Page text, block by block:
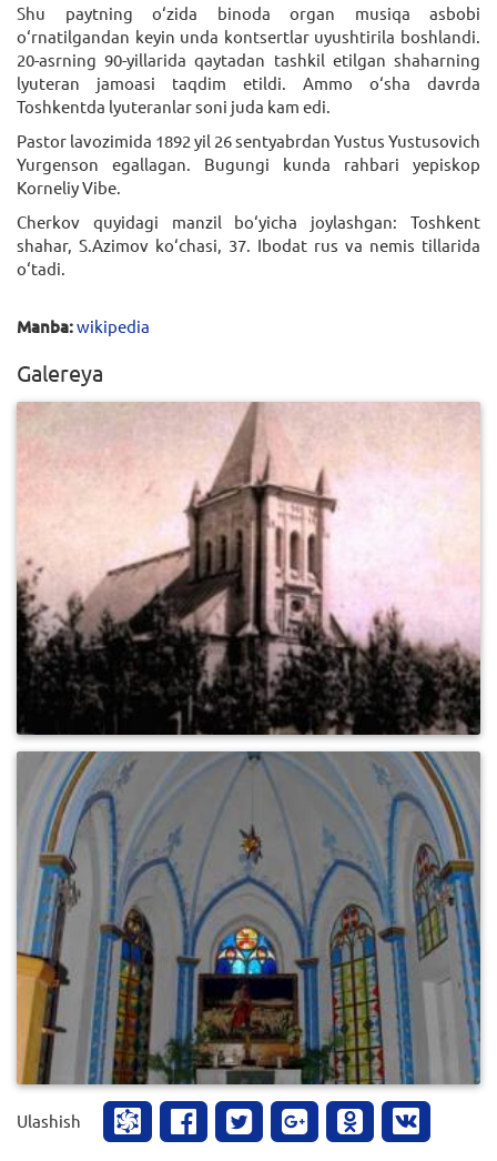
Shu paytning o‘zida binoda organ musiqa asbobi
o‘rnatilgandan keyin unda kontsertlar uyushtirila boshlandi.
20-asrning 90-yillarida qaytadan tashkil etilgan shaharning
lyuteran jamoasi taqdim etildi. Ammo o‘sha davrda
Toshkentda lyuteranlar soni juda kam edi.
Pastor lavozimida 1892 yil 26 sentyabrdan Yustus Yustusovich
Yurgenson egallagan. Bugungi kunda rahbari yepiskop
Korneliy Vibe.
Cherkov quyidagi manzil bo‘yicha joylashgan: Toshkent
shahar, S.Azimov ko‘chasi, 37. Ibodat rus va nemis tillarida
o‘tadi.
Manba:wikipedia
Galereya
0 454
0 516
Ulashish